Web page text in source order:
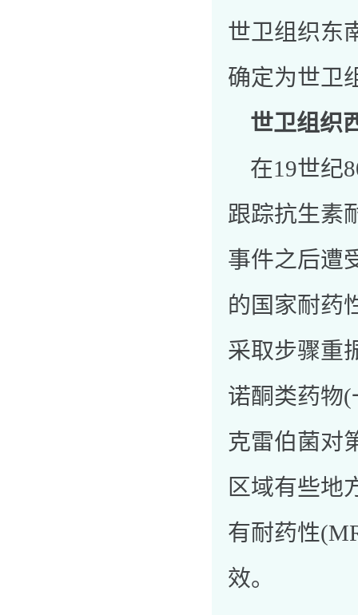
世卫组织东
确定为世卫
世卫组织
在19世纪
跟踪抗生素
事件之后遭
的国家耐药
采取步骤重
诺酮类药物
克雷伯菌对
区域有些地
有耐药性
效。